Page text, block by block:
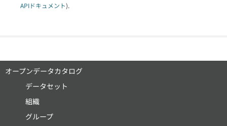
APIドキュメント).
オープンデータカタログ
データセット
組織
グループ